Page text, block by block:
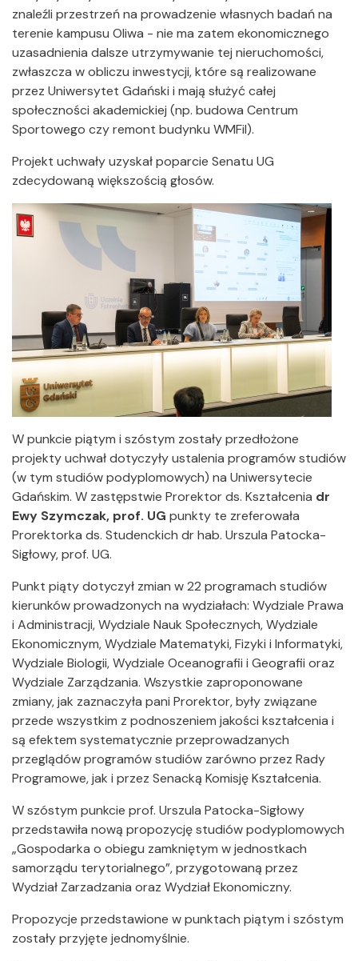
znaleźli przestrzeń na prowadzenie własnych badań na
terenie kampusu Oliwa - nie ma zatem ekonomicznego
uzasadnienia dalsze utrzymywanie tej nieruchomości,
zwłaszcza w obliczu inwestycji, które są realizowane
przez Uniwersytet Gdański i mają służyć całej
społeczności akademickiej (np. budowa Centrum
Sportowego czy remont budynku WMFiI).
Projekt uchwały uzyskał poparcie Senatu UG
zdecydowaną większością głosów.
W punkcie piątym i szóstym zostały przedłożone
projekty uchwał dotyczyły ustalenia programów studiów
(w tym studiów podyplomowych) na Uniwersytecie
Gdańskim. W zastępstwie Prorektor ds. Kształcenia dr
Ewy Szymczak, prof. UG punkty te zreferowała
Prorektorka ds. Studenckich dr hab. Urszula Patocka-
Sigłowy, prof. UG.
Punkt piąty dotyczył zmian w 22 programach studiów
kierunków prowadzonych na wydziałach: Wydziale Prawa
i Administracji, Wydziale Nauk Społecznych, Wydziale
Ekonomicznym, Wydziale Matematyki, Fizyki i Informatyki,
Wydziale Biologii, Wydziale Oceanografii i Geografii oraz
Wydziale Zarządzania. Wszystkie zaproponowane
zmiany, jak zaznaczyła pani Prorektor, były związane
przede wszystkim z podnoszeniem jakości kształcenia i
są efektem systematycznie przeprowadzanych
przeglądów programów studiów zarówno przez Rady
Programowe, jak i przez Senacką Komisję Kształcenia.
W szóstym punkcie prof. Urszula Patocka-Sigłowy
przedstawiła nową propozycję studiów podyplomowych
„Gospodarka o obiegu zamkniętym w jednostkach
samorządu terytorialnego”, przygotowaną przez
Wydział Zarzadzania oraz Wydział Ekonomiczny.
Propozycje przedstawione w punktach piątym i szóstym
zostały przyjęte jednomyślnie.